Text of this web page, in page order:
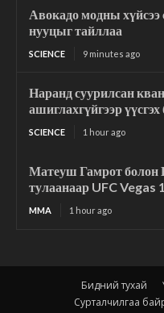
Авокадо модны
нууцыг тайллаа
SCIENCE 9 minutes ago
Наранд суурилсан
ашиглахгүйгээр
SCIENCE 1 hour ago
Матеуш Гамрот
тулаанаар UFC Vegas
MMA 1 hour ago
Бидний тухай
Сурталчилгаа